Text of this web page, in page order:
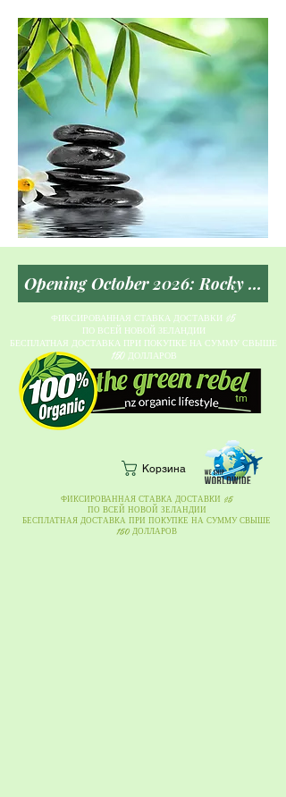
ФИКСИРОВАННАЯ СТАВКА ДОСТАВКИ $5
ПО ВСЕЙ НОВОЙ ЗЕЛАНДИИ
БЕСПЛАТНАЯ ДОСТАВКА ПРИ ПОКУПКЕ НА СУММУ СВЫШЕ
150 ДОЛЛАРОВ
Корзина
ФИКСИРОВАННАЯ СТАВКА ДОСТАВКИ $5
ПО ВСЕЙ НОВОЙ ЗЕЛАНДИИ
БЕСПЛАТНАЯ ДОСТАВКА ПРИ ПОКУПКЕ НА СУММУ СВЫШЕ
150 ДОЛЛАРОВ